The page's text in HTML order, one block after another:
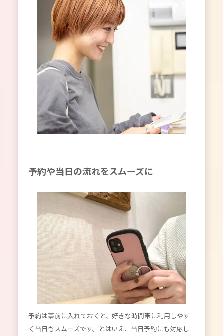
予約や当日の流れをスムーズに
予約は事前に入れておくと、好きな時間帯に利用しやす
く当日もスムーズです。とはいえ、当日予約にも対応し